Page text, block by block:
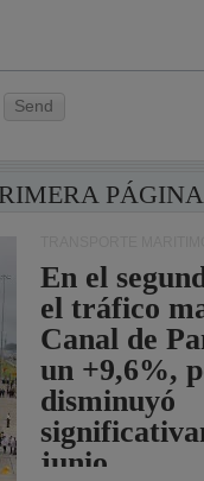
Send
PÁGINA
En el
el tráfico
Canal de
un +9,6%,
disminuyó
junio.